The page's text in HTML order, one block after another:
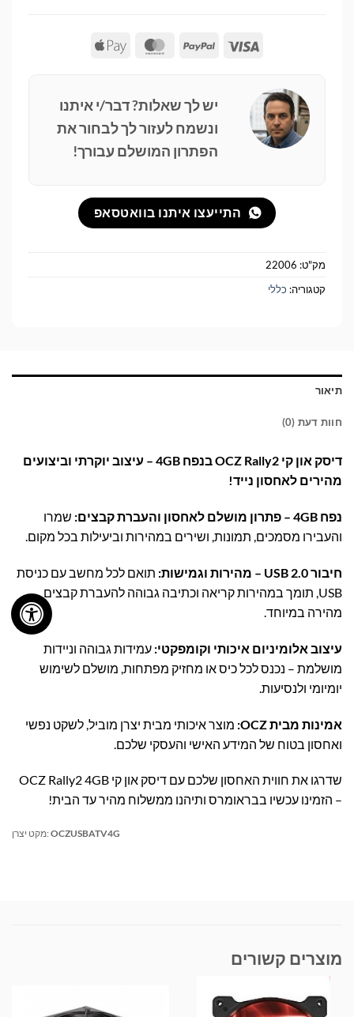
Visa
PayPal
MasterCard
Apple
יש לך שאלות? דבר/י איתנו
ונשמח לעזור לך לבחור את
הפתרון המושלם עבורך!
התייעצו איתנו בוואטסאפ
מק"ט: 22006
קטגוריה: כללי
תיאור
חוות דעת (0)
דיסק און קי OCZ Rally2 בנפח 4GB – עיצוב יוקרתי וביצועים
מהירים לאחסון נייד!
נפח 4GB – פתרון מושלם לאחסון והעברת קבצים:
שמרו
והעבירו מסמכים, תמונות, ושירים במהירות וביעילות בכל מקום.
חיבור USB 2.0 – מהירות וגמישות:
תואם לכל מחשב עם כניסת
USB, תומך במהירות קריאה וכתיבה גבוהה להעברת קבצים
מהירה במיוחד.
עיצוב אלומיניום איכותי וקומפקטי: עמידות גבוהה וניידות
מושלמת – נכנס לכל כיס או מחזיק מפתחות, מושלם לשימוש
יומיומי ולנסיעות.
אמינות מבית OCZ:
מוצר איכותי מבית יצרן מוביל, לשקט נפשי
ואחסון בטוח של המידע האישי והעסקי שלכם.
שדרגו את חווית האחסון שלכם עם דיסק און קי OCZ Rally2 4GB
– הזמינו עכשיו בבראומרס ותיהנו ממשלוח מהיר עד הבית!
מקט יצרן: OCZUSBATV4G
מוצרים קשורים